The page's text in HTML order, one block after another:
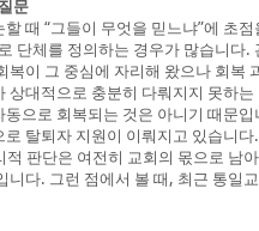
문
때 “그들이 무엇을 믿느냐”에 초
단체를 정의하는 경우가 많습니
복이 그 중심에 자리해 왔으나 회복
상대적으로 충분히 다뤄지지 못하
으로 회복되는 것은 아니기 때문입
탈퇴자 지원이 이뤄지고 있습니
판단은 여전히 교회의 몫으로 남
니다. 그런 점에서 볼 때, 최근 통일